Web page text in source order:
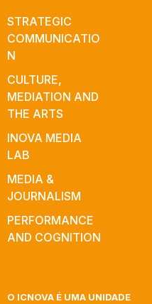
STRATEGIC
COMMUNICATIO
N
CULTURE,
MEDIATION AND
THE ARTS
INOVA MEDIA
LAB
MEDIA &
JOURNALISM
PERFORMANCE
AND COGNITION
O ICNOVA É UMA UNIDADE